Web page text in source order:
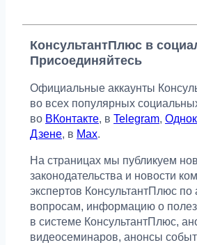
КонсультантПлюс в
Присоединяйтесь
Официальные аккаунты
во всех популярных
во ВКонтакте, в Telegram,
Дзене, в Max.
На страницах мы публикуем
законодательства и новости
экспертов КонсультантПлюс по
вопросам, информацию о
в системе КонсультантПлюс,
видеосеминаров, анонсы